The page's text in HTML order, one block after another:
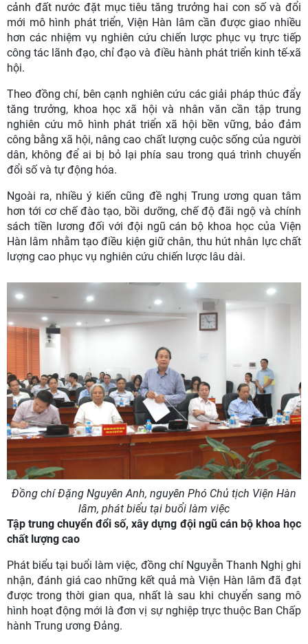
cảnh đất nước đặt mục tiêu tăng trưởng hai con số và đổi
mới mô hình phát triển, Viện Hàn lâm cần được giao nhiều
hơn các nhiệm vụ nghiên cứu chiến lược phục vụ trực tiếp
công tác lãnh đạo, chỉ đạo và điều hành phát triển kinh tế-xã
hội.
Theo đồng chí, bên cạnh nghiên cứu các giải pháp thúc đẩy
tăng trưởng, khoa học xã hội và nhân văn cần tập trung
nghiên cứu mô hình phát triển xã hội bền vững, bảo đảm
công bằng xã hội, nâng cao chất lượng cuộc sống của người
dân, không để ai bị bỏ lại phía sau trong quá trình chuyển
đổi số và tự động hóa.
Ngoài ra, nhiều ý kiến cũng đề nghị Trung ương quan tâm
hơn tới cơ chế đào tạo, bồi dưỡng, chế độ đãi ngộ và chính
sách tiền lương đối với đội ngũ cán bộ khoa học của Viện
Hàn lâm nhằm tạo điều kiện giữ chân, thu hút nhân lực chất
lượng cao phục vụ nghiên cứu chiến lược lâu dài.
Đồng chí Đặng Nguyên Anh, nguyên Phó Chủ tịch Viện Hàn
lâm, phát biểu tại buổi làm việc
Tập trung chuyển đổi số, xây dựng đội ngũ cán bộ khoa học
chất lượng cao
Phát biểu tại buổi làm việc, đồng chí Nguyễn Thanh Nghị ghi
nhận, đánh giá cao những kết quả mà Viện Hàn lâm đã đạt
được trong thời gian qua, nhất là sau khi chuyển sang mô
hình hoạt động mới là đơn vị sự nghiệp trực thuộc Ban Chấp
hành Trung ương Đảng.